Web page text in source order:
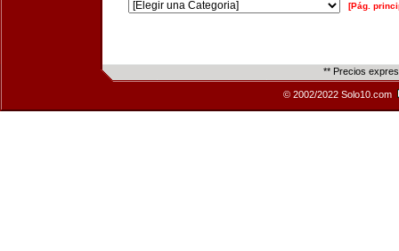
[Pág.
** Precios
© 2002/2022 Solo10.com